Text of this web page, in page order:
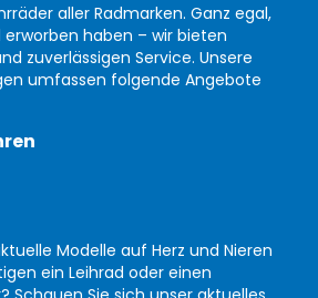
aller Radmarken. Ganz egal,
erworben haben – wir bieten
zuverlässigen Service. Unsere
umfassen folgende Angebote
Modelle auf Herz und Nieren
ein Leihrad oder einen